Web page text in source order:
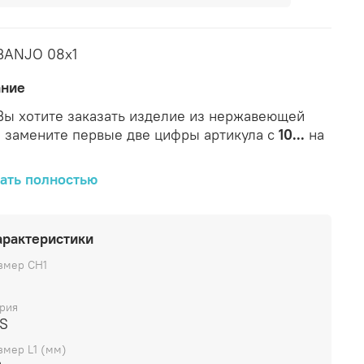
08x1
хотите заказать изделие из нержавеющей
замените первые две цифры артикула с 10... на
Бренд CH1
полностью
CH1
L1 (мм)